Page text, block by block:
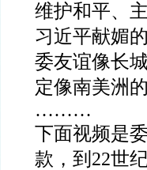
维护和平、
习近平献媚
委友谊像长
定像南美洲
………
下面视频是
款，到22世